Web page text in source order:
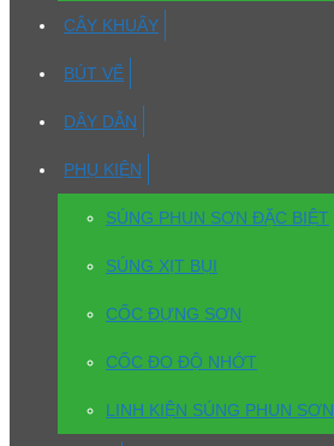
CÂY KHUẤY
BÚT VẼ
DÂY DẪN
PHỤ KIỆN
SÚNG PHUN SƠN ĐẶC BIỆT
SÚNG XỊT BỤI
CỐC ĐỰNG SƠN
CỐC ĐO ĐỘ NHỚT
LINH KIỆN SÚNG PHUN SƠN